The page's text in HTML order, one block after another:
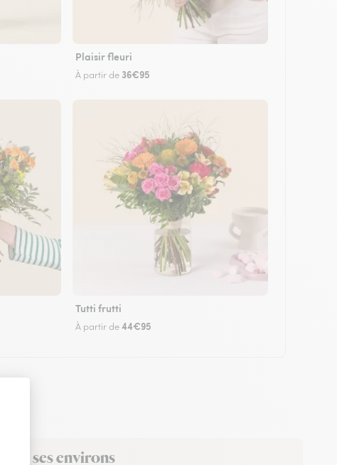
Plaisir fleuri
À partir de 36€95
Tutti frutti
À partir de44€95
ses environs